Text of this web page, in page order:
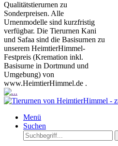
Qualitätstierurnen zu
Sonderpreisen. Alle
Urnenmodelle sind kurzfristig
verfügbar. Die Tierurnen Kani
und Safaa sind die Basisurnen zu
unserem HeimtierHimmel-
Festpreis (Kremation inkl.
Basisurne in Dortmund und
Umgebung) von
www.HeimtierHimmel.de .
Menü
Suchen